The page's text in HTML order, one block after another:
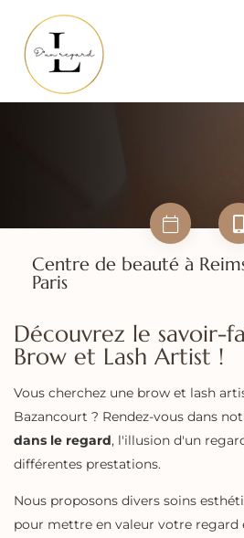
Centre de beauté à
Paris
Découvrez le savoir-
Brow et Lash Artist !
Vous cherchez une brow et lash
Bazancourt ? Rendez-vous dans
dans le regard, l'illusion d'un
différentes prestations.
Nous proposons divers soins
pour mettre en valeur votre regard